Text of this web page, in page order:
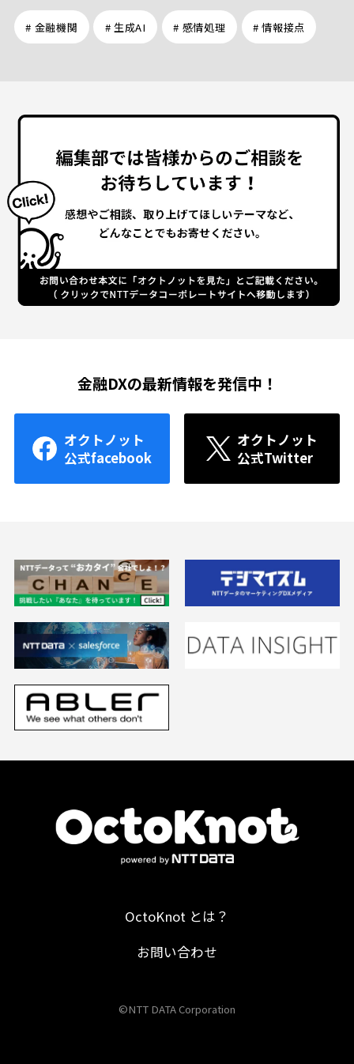
# 金融機関 # 生成AI # 感情処理 # 情報接点
金融DXの最新情報を発信中！
オクトノット
公式facebook
オクトノット
公式Twitter
OctoKnot とは？
お問い合わせ
©NTT DATA Corporation